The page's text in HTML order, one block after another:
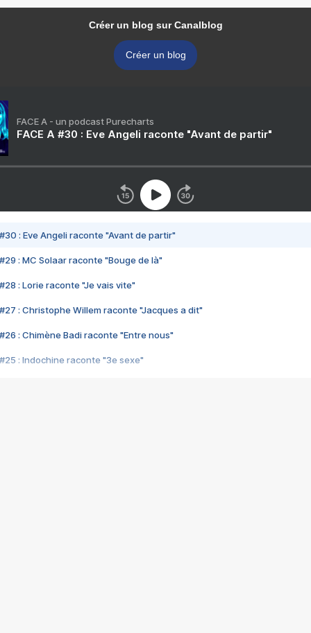
Créer un blog sur Canalblog
Créer un blog
FACE A - un podcast Purecharts
FACE A #30 : Eve Angeli raconte "Avant de partir"
#30 : Eve Angeli raconte "Avant de partir"
#29 : MC Solaar raconte "Bouge de là"
#28 : Lorie raconte "Je vais vite"
#27 : Christophe Willem raconte "Jacques a dit"
#26 : Chimène Badi raconte "Entre nous"
#25 : Indochine raconte "3e sexe"